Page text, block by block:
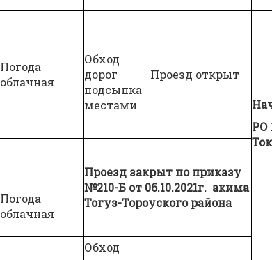
Погода
облачная
Обход
дорог
подсыпка
местами
Проезд открыт
РО
Погода
облачная
Проезд закрыт по приказу
№210-Б от 06.10.2021г. акима
Тогуз-Тороуского района
Обход